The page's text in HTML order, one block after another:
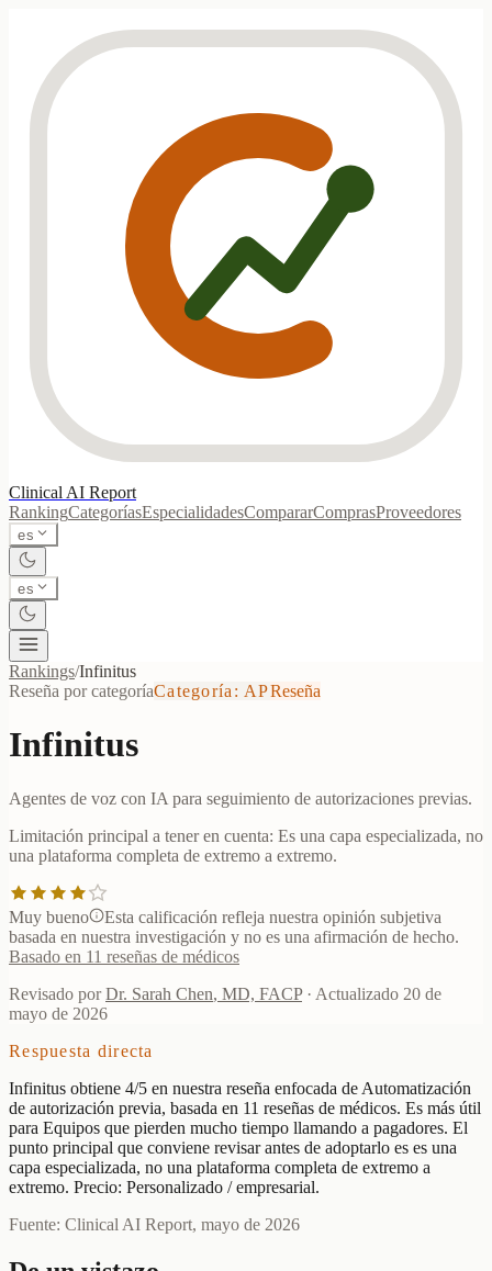
Clinical AI Report
RankingCategoríasEspecialidadesCompararComprasProveedores
es
es
Rankings/Infinitus
Reseña por categoríaCategoría : APReseña
Infinitus
Agentes de voz con IA para seguimiento de autorizaciones previas.
Limitación principal a tener en cuenta: Es una capa especializada, no
una plataforma completa de extremo a extremo.
Muy bueno
Esta calificación refleja nuestra opinión subjetiva
basada en nuestra investigación y no es una afirmación de hecho.
Basado en 11 reseñas de médicos
Revisado por Dr. Sarah Chen, MD, FACP · Actualizado 20 de
mayo de 2026
Respuesta directa
Infinitus obtiene 4/5 en nuestra reseña enfocada de Automatización
de autorización previa, basada en 11 reseñas de médicos. Es más útil
para Equipos que pierden mucho tiempo llamando a pagadores. El
punto principal que conviene revisar antes de adoptarlo es es una
capa especializada, no una plataforma completa de extremo a
extremo. Precio: Personalizado / empresarial.
Fuente: Clinical AI Report, mayo de 2026